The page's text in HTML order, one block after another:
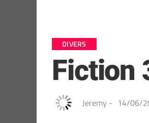
DIVERS
Fiction
Jeremy - 14/06/